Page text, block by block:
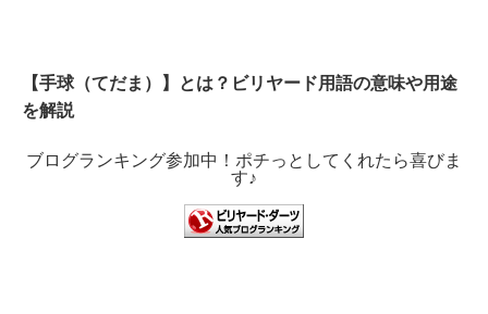
【手球（てだま）】とは？ビリヤード用語の意味や用途
を解説
ブログランキング参加中！ポチっとしてくれたら喜びま
す♪